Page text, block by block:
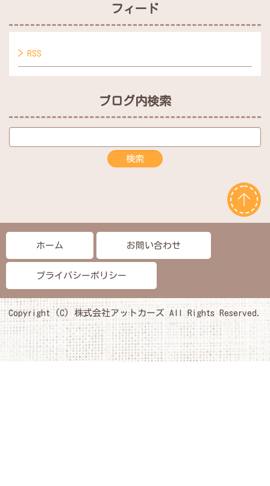
フィード
RSS
ブログ内検索
ホーム お問い合わせ
プライバシーポリシー
Copyright (C) 株式会社アットカーズ All Rights Reserved.